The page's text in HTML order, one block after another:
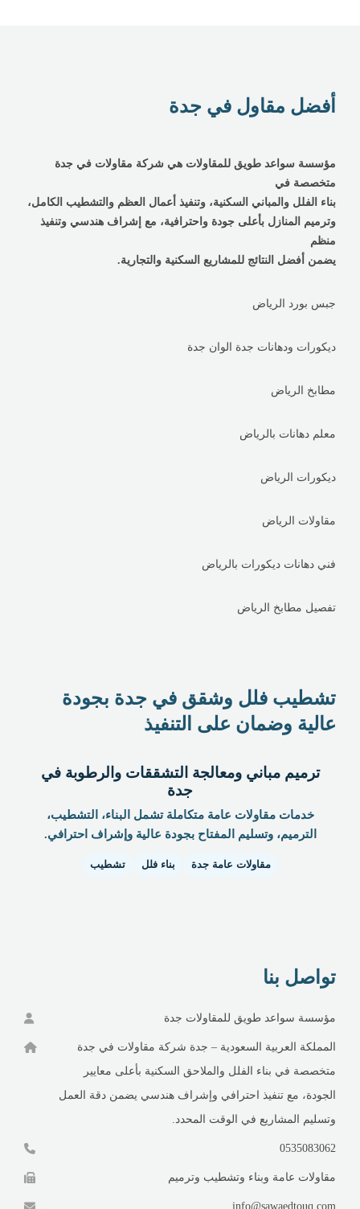
أفضل مقاول في جدة
مؤسسة سواعد طويق للمقاولات هي شركة مقاولات في جدة
متخصصة في
بناء الفلل والمباني السكنية، وتنفيذ أعمال العظم والتشطيب الكامل،
وترميم المنازل بأعلى جودة واحترافية، مع إشراف هندسي وتنفيذ
منظم
يضمن أفضل النتائج للمشاريع السكنية والتجارية.
جبس بورد الرياض
ديكورات ودهانات جدة الوان جدة
مطابخ الرياض
معلم دهانات بالرياض
ديكورات الرياض
مقاولات الرياض
فني دهانات ديكورات بالرياض
تفصيل مطابخ الرياض
تشطيب فلل وشقق في جدة بجودة
عالية وضمان على التنفيذ
ترميم مباني ومعالجة التشققات والرطوبة في
جدة
خدمات مقاولات عامة متكاملة تشمل البناء، التشطيب،
الترميم، وتسليم المفتاح بجودة عالية وإشراف احترافي.
مقاولات عامة جدة بناء فلل تشطيب
تواصل بنا
مؤسسة سواعد طويق للمقاولات جدة
المملكة العربية السعودية – جدة شركة مقاولات في جدة
متخصصة في بناء الفلل والملاحق السكنية بأعلى معايير
الجودة، مع تنفيذ احترافي وإشراف هندسي يضمن دقة العمل
وتسليم المشاريع في الوقت المحدد.
0535083062
مقاولات عامة وبناء وتشطيب وترميم
info@sawaedtouq.com